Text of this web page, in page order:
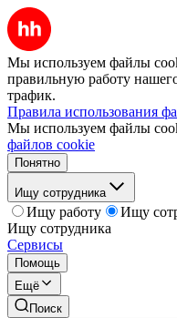
Мы используем файлы
правильную работу
трафик.
Правила использования
Мы используем файлы
файлов cookie
Понятно
Ищу сотрудника
Ищу работу
Ищу
Ищу сотрудника
Сервисы
Помощь
Ещё
Поиск